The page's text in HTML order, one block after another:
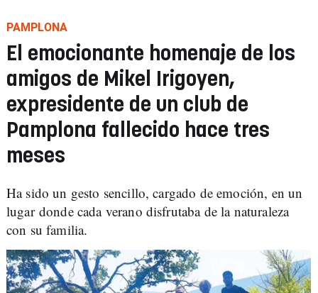
PAMPLONA
El emocionante homenaje de los
amigos de Mikel Irigoyen,
expresidente de un club de
Pamplona fallecido hace tres
meses
Ha sido un gesto sencillo, cargado de emoción, en un
lugar donde cada verano disfrutaba de la naturaleza
con su familia.